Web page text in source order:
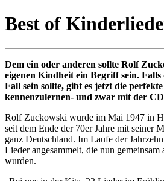
Best of
Dem ein oder anderen sollte Rolf
eigenen Kindheit ein Begriff sein.
Fall sein sollte, gibt es jetzt die
kennenzulernen- und zwar mit der
Rolf Zuckowski wurde im Mai 1947 in
seit dem Ende der 70er Jahre mit seiner
ganz Deutschland. Im Laufe der
Lieder angesammelt, die nun
wurden.